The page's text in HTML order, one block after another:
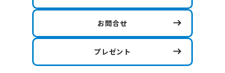
お問合せ
プレゼント